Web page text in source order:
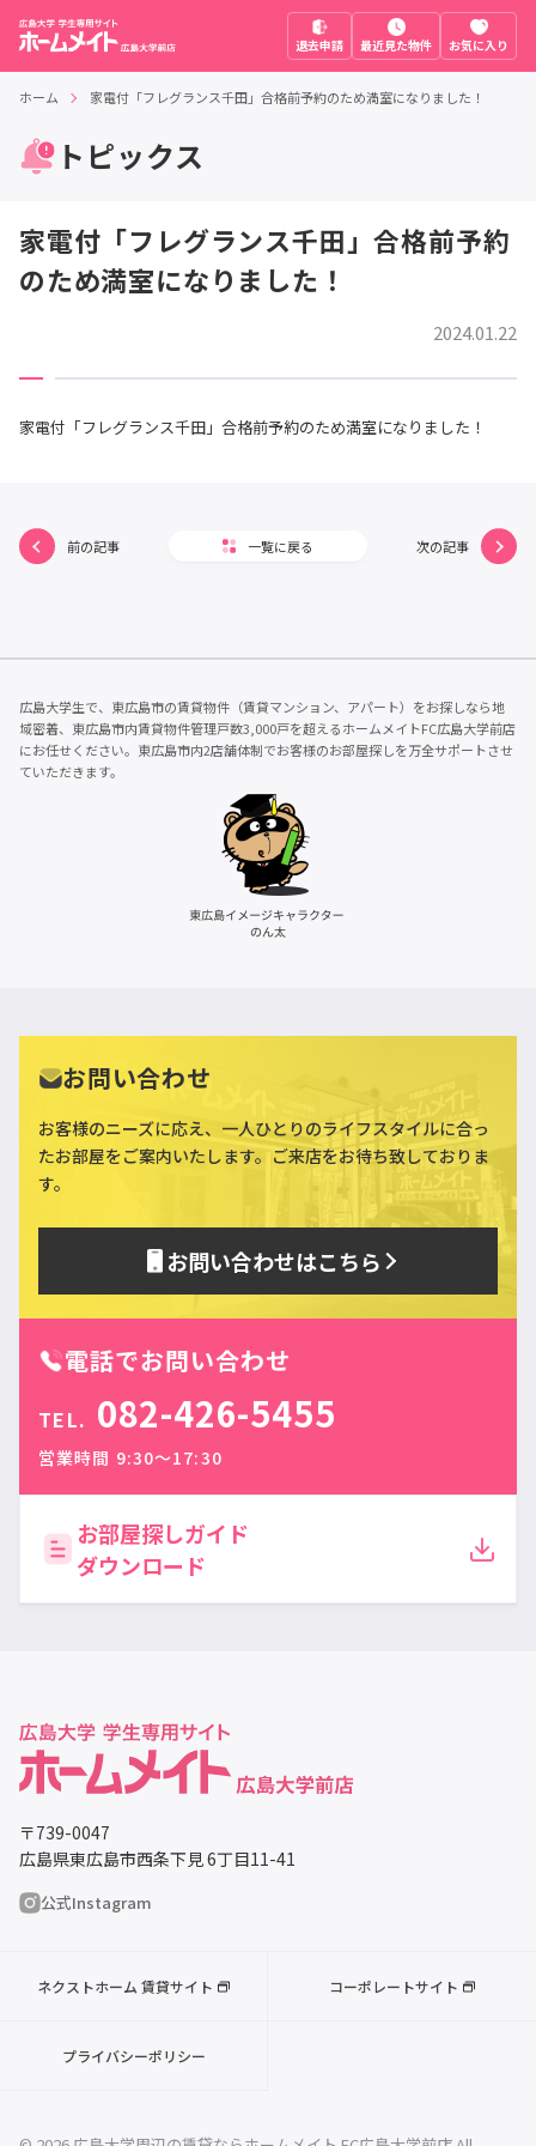
退去申請 最近見た物件 お気に入り
ホーム 家電付「フレグランス千田」合格前予約のため満室になりました！
トピックス
家電付「フレグランス千田」合格前予約
のため満室になりました！
2024.01.22
家電付「フレグランス千田」合格前予約のため満室になりました！
前の記事 一覧に戻る 次の記事
広島大学生で、東広島市の賃貸物件（賃貸マンション、アパート）をお探しなら地
域密着、東広島市内賃貸物件管理戸数3,000戸を超えるホームメイトFC広島大学前店
にお任せください。東広島市内2店舗体制でお客様のお部屋探しを万全サポートさせ
ていただきます。
お問い合わせ
お客様のニーズに応え、一人ひとりのライフスタイルに合っ
たお部屋をご案内いたします。ご来店をお待ち致しておりま
す。
お問い合わせはこちら
電話でお問い合わせ
TEL. 082-426-5455
営業時間 9:30〜17:30
お部屋探しガイド
ダウンロード
〒739-0047
広島県東広島市西条下見 6丁目11-41
公式Instagram
ネクストホーム 賃貸サイト コーポレートサイト
プライバシーポリシー